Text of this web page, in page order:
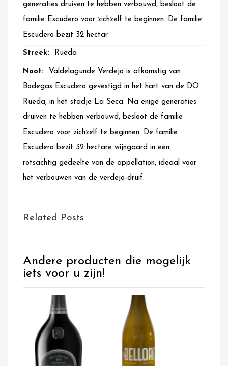
generaties druiven te hebben verbouwd, besloot de
familie Escudero voor zichzelf te beginnen. De familie
Escudero bezit 32 hectar
Rueda
Valdelagunde Verdejo is afkomstig van
Bodegas Escudero gevestigd in het hart van de DO
Rueda, in het stadje La Seca. Na enige generaties
druiven te hebben verbouwd, besloot de familie
Escudero voor zichzelf te beginnen. De familie
Escudero bezit 32 hectare wijngaard in een
rotsachtig gedeelte van de appellation, ideaal voor
het verbouwen van de verdejo-druif.
Related Posts
Andere producten die mogelijk
iets voor u zijn!